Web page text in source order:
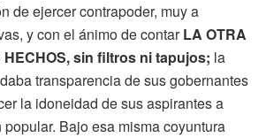
de ejercer contrapoder, muy a
y con el ánimo de contarLA OTRA
HECHOS, sin filtros ni tapujos; la
transparencia de sus gobernantes
la idoneidad de sus aspirantes a
Bajo esa misma coyuntura